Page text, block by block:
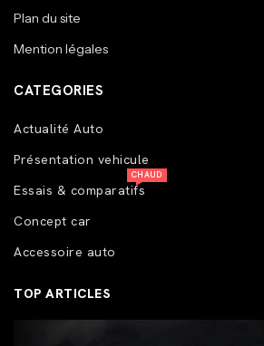
Plan du site
Mention légales
CATEGORIES
Actualité Auto
Présentation vehicule
Essais & comparatifs
CHAUD
Concept car
Accessoire auto
TOP ARTICLES